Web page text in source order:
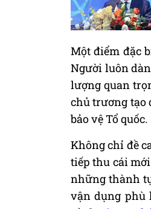
Một điểm đặc
Người luôn
lượng quan
chủ trương tạo
bảo vệ Tổ quốc.
Không chỉ đề
tiếp thu cái
những thành
vận dụng phù